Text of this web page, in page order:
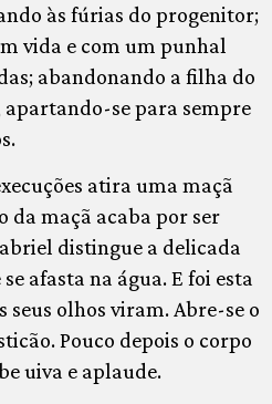
às fúrias do progenitor;
vida e com um punhal
abandonando a filha do
se para sempre
atira uma maçã
da maçã acaba por ser
distingue a delicada
afasta na água. E foi esta
olhos viram. Abre-se o
Pouco depois o corpo
uiva e aplaude.